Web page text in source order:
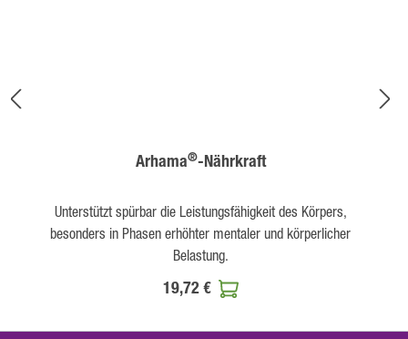
Arhama®-Nährkraft
Unterstützt spürbar die Leistungsfähigkeit des Körpers,
besonders in Phasen erhöhter mentaler und körperlicher
Belastung.
19,72 €